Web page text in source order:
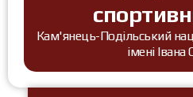
Кам'янець-Подільський
імені Івана